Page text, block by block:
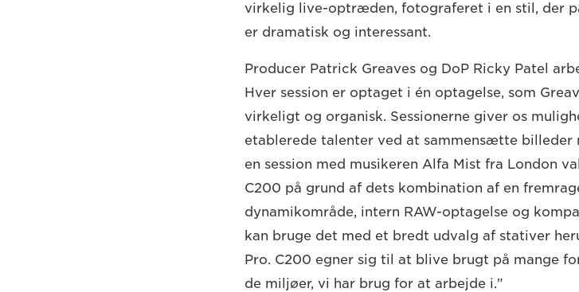
virkelig live-optræden, fotograferet i en stil, der
er dramatisk og interessant.
Producer Patrick Greaves og DoP Ricky Patel
Hver session er optaget i én optagelse, som
virkeligt og organisk. Sessionerne giver os
etablerede talenter ved at sammensætte billeder
en session med musikeren Alfa Mist fra London
C200 på grund af dets kombination af en
dynamikområde, intern RAW-optagelse og
kan bruge det med et bredt udvalg af stativer
Pro. C200 egner sig til at blive brugt på mange
de miljøer, vi har brug for at arbejde i."